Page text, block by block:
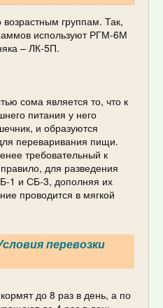
группам. Так,
используют РГМ-6М
– ЛК-5П.
сома является то, что к
питания у него
и образуются
переваривания пищи.
требовательный к
для разведения
1 и СБ-3, дополняя их
проводится в мягкой
перевозки
до 8 раз в день, а по